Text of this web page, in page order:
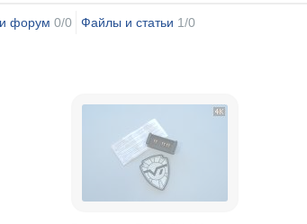
форум 0/0 Файлы и статьи 1/0